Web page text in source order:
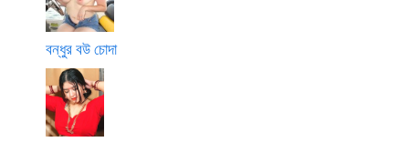
বন্ধুর বউ চোদা